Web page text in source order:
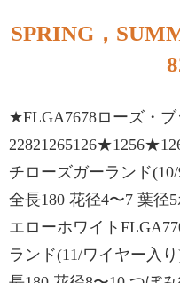
SPRING，
★FLGA7678ローズ・
チローズガーランド
全長180 花径4〜7 葉径
エローホワイト
ランド(11/ワイヤー入